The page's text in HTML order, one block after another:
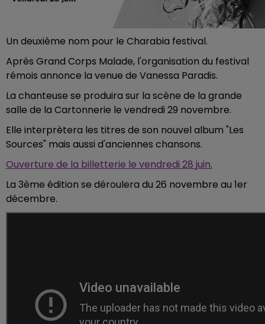
Un deuxième nom pour le Charabia festival.
Après Grand Corps Malade, l'organisation du festival
rémois annonce la venue de Vanessa Paradis.
La chanteuse se produira sur la scène de la grande
salle de la Cartonnerie le vendredi 29 novembre.
Elle interprètera les titres de son nouvel album "Les
Sources" mais aussi d'anciennes chansons.
Ouverture de la billetterie le vendredi 28 juin.
La 3ème édition se déroulera du 26 novembre au 1er
décembre.